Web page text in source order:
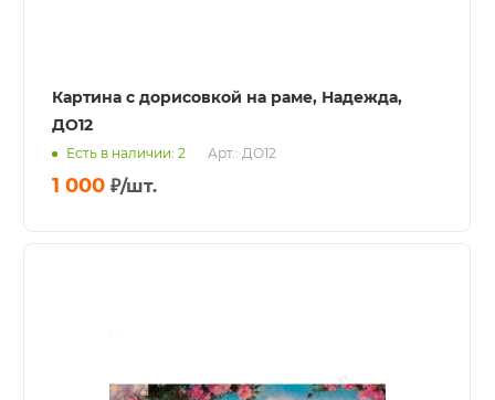
Картина с дорисовкой на раме, Надежда,
ДО12
Есть в наличии: 2 Арт.: ДО12
1 000 ₽/шт.